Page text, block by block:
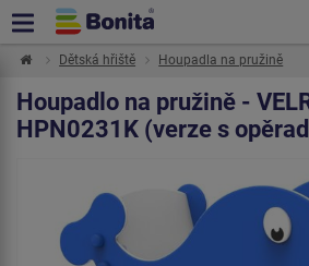
Dětská hřiště Houpadla na pružině
Houpadlo na pružině -
HPN0231K (verze s